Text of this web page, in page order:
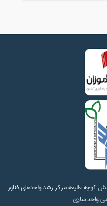
کوچه طلیعه مرکز رشد واحدهای فناور
واحد ساری